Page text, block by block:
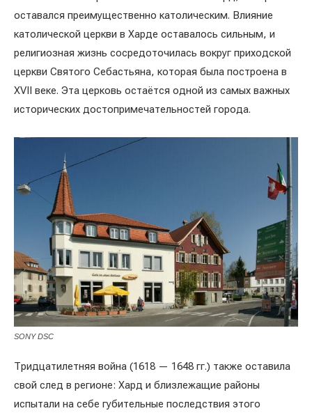
оставался преимущественно католическим. Влияние
католической церкви в Харде оставалось сильным, и
религиозная жизнь сосредоточилась вокруг приходской
церкви Святого Себастьяна, которая была построена в
XVII веке. Эта церковь остаётся одной из самых важных
исторических достопримечательностей города.
SONY DSC
Тридцатилетняя война (1618 — 1648 гг.) также оставила
свой след в регионе: Хард и близлежащие районы
испытали на себе губительные последствия этого